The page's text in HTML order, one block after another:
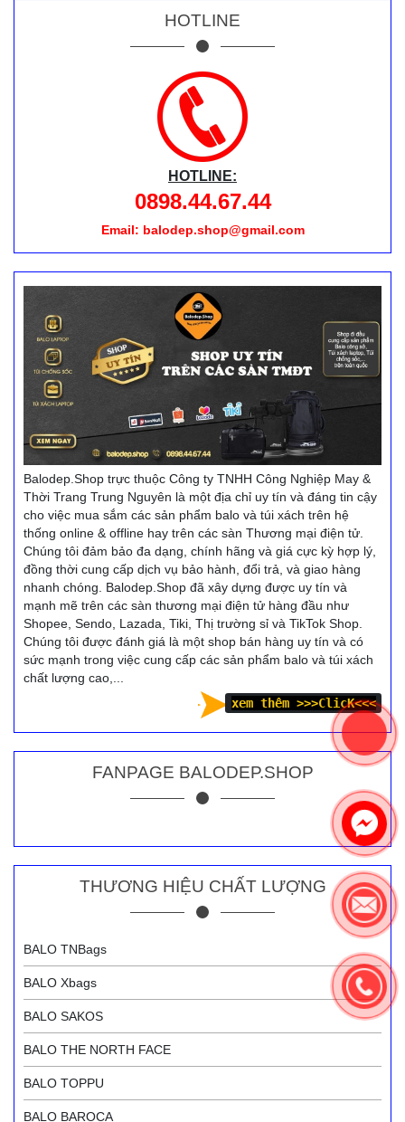
HOTLINE
HOTLINE:
0898.44.67.44
Email: balodep.shop@gmail.com
Balodep.Shop trực thuộc Công ty TNHH Công Nghiệp May &
Thời Trang Trung Nguyên là một địa chỉ uy tín và đáng tin cậy
cho việc mua sắm các sản phẩm balo và túi xách trên hệ
thống online & offline hay trên các sàn Thương mại điện tử.
Chúng tôi đảm bảo đa dạng, chính hãng và giá cực kỳ hợp lý,
đồng thời cung cấp dịch vụ bảo hành, đổi trả, và giao hàng
nhanh chóng. Balodep.Shop đã xây dựng được uy tín và
mạnh mẽ trên các sàn thương mại điện tử hàng đầu như
Shopee, Sendo, Lazada, Tiki, Thị trường sỉ và TikTok Shop.
Chúng tôi được đánh giá là một shop bán hàng uy tín và có
sức mạnh trong việc cung cấp các sản phẩm balo và túi xách
chất lượng cao,...
xem thêm >>>ClicK<<<
FANPAGE BALODEP.SHOP
THƯƠNG HIỆU CHẤT LƯỢNG
BALO TNBags
BALO Xbags
BALO SAKOS
BALO THE NORTH FACE
BALO TOPPU
BALO BAROCA